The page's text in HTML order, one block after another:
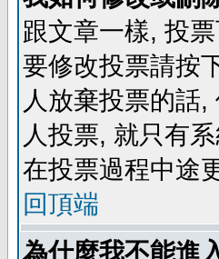
跟文章一樣, 投
要修改投票請按
人放棄投票的話
人投票, 就只有
在投票過程中途
回頂端
為什麼我不能進